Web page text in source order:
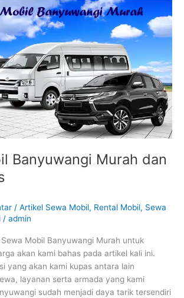
Banyuwangi Murah dan
/ Artikel Sewa Mobil, Rental Mobil, Sewa
/ admin
Mobil Banyuwangi Murah untuk
akan kami bahas pada artikel kali ini.
yang akan kami kupas antara lain
layanan serta armada yang kami
sudah menjadi daya tarik tersendiri